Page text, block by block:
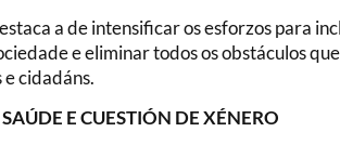
a de intensificar os esforzos para
e eliminar todos os obstáculos
cidadáns.
E CUESTIÓN DE XÉNERO